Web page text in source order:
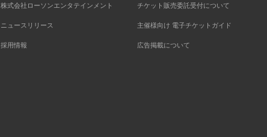
株式会社ローソンエンタテインメント
ニュースリリース
採用情報
チケット販売委託受付について
主催様向け 電子チケットガイド
広告掲載について